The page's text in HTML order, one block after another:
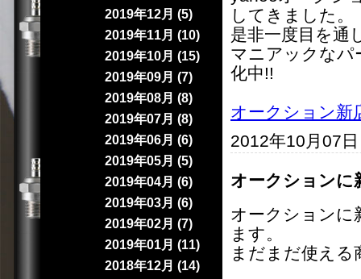
してきました。
是非一度目を通
マニアックなパ
化中!!
オークション新
2012年10月07
オークションに
オークションに
ます。
まだまだ使える
2019年12月 (5)
2019年11月 (10)
2019年10月 (15)
2019年09月 (7)
2019年08月 (8)
2019年07月 (8)
2019年06月 (6)
2019年05月 (5)
2019年04月 (6)
2019年03月 (6)
2019年02月 (7)
2019年01月 (11)
2018年12月 (14)